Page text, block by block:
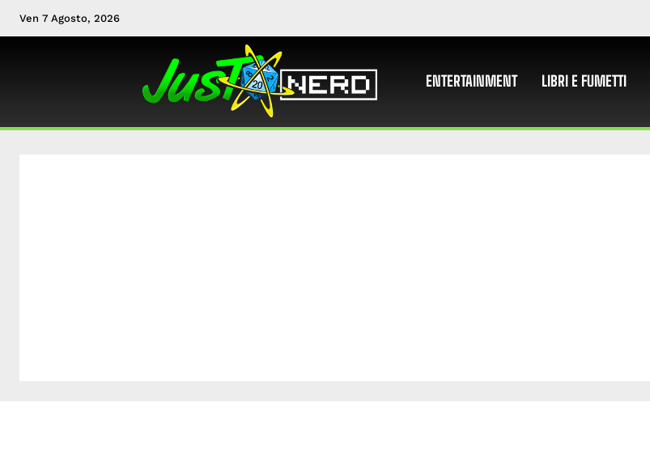
Ven 7 Agosto, 2026
ENTERTAINMENT LIBRI E FUMETTI